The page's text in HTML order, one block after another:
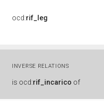
ocd:rif_leg
INVERSE RELATIONS
is ocd:rif_incarico of